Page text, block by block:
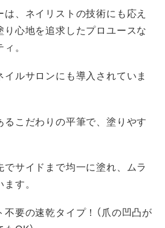
、ネイリストの技術にも応え
り心地を追求したプロユースな
。
ルサロンにも導入されていま
こだわりの平筆で、塗りやす
サイドまで均一に塗れ、ムラ
す。
要の速乾タイプ！（爪の凹凸が